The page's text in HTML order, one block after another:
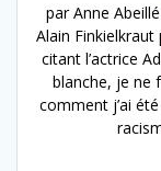
par Anne
Alain Finkielkraut
citant l’actrice
blanche, je ne
comment j’ai